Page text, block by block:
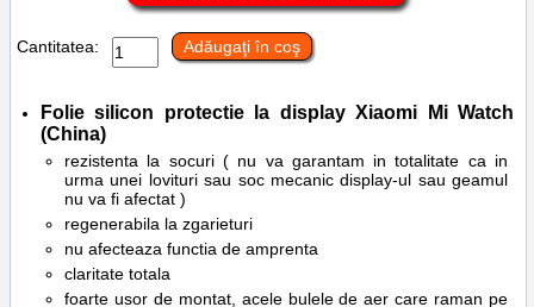
Cantitatea: Adăugaţi în coş
Folie silicon protectie la displayXiaomi Mi Watch
(China)
rezistenta la socuri ( nu va garantam in totalitate ca in
urma unei lovituri sau soc mecanic display-ul sau geamul
nu va fi afectat )
regenerabila la zgarieturi
nu afecteaza functia de amprenta
claritate totala
foarte usor de montat, acele bulele de aer care raman pe